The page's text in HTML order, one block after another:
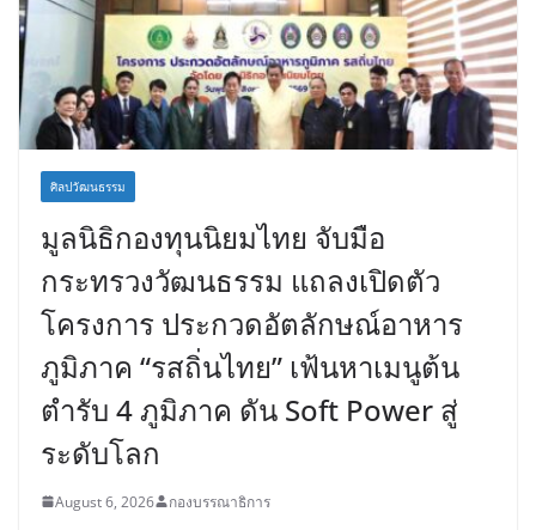
ศิลปวัฒนธรรม
มูลนิธิกองทุนนิยมไทย จับมือ
กระทรวงวัฒนธรรม แถลงเปิดตัว
โครงการ ประกวดอัตลักษณ์อาหาร
ภูมิภาค “รสถิ่นไทย” เฟ้นหาเมนูต้น
ตำรับ 4 ภูมิภาค ดัน Soft Power สู่
ระดับโลก
August 6, 2026 กองบรรณาธิการ